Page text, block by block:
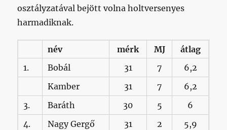
osztályzatával bejött volna holtversenyes
harmadiknak.
név mérk MJ
átlag
1.
Bobál 31 7
6,2
Kamber
31 7
6,2
3.
Baráth 30 5
6
4.
Nagy Gergő 31 2
5,9